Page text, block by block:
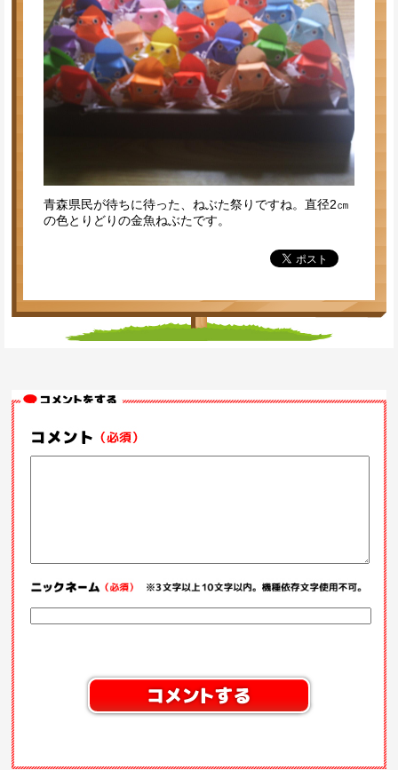
青森県民が待ちに待った、ねぶた祭りですね。直径2㎝
の色とりどりの金魚ねぶたです。